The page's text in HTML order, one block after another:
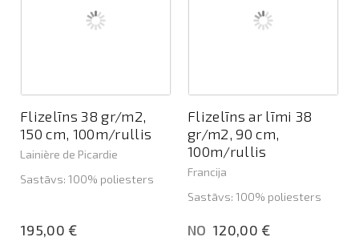
Flizelīns 38 gr/m2,
150 cm, 100m/rullis
Lainière de Picardie
Sastāvs: 100% poliesters
195,00 €
Flizelīns ar līmi 38
gr/m2, 90 cm,
100m/rullis
Francija
Sastāvs: 100% poliesters
NO 120,00 €